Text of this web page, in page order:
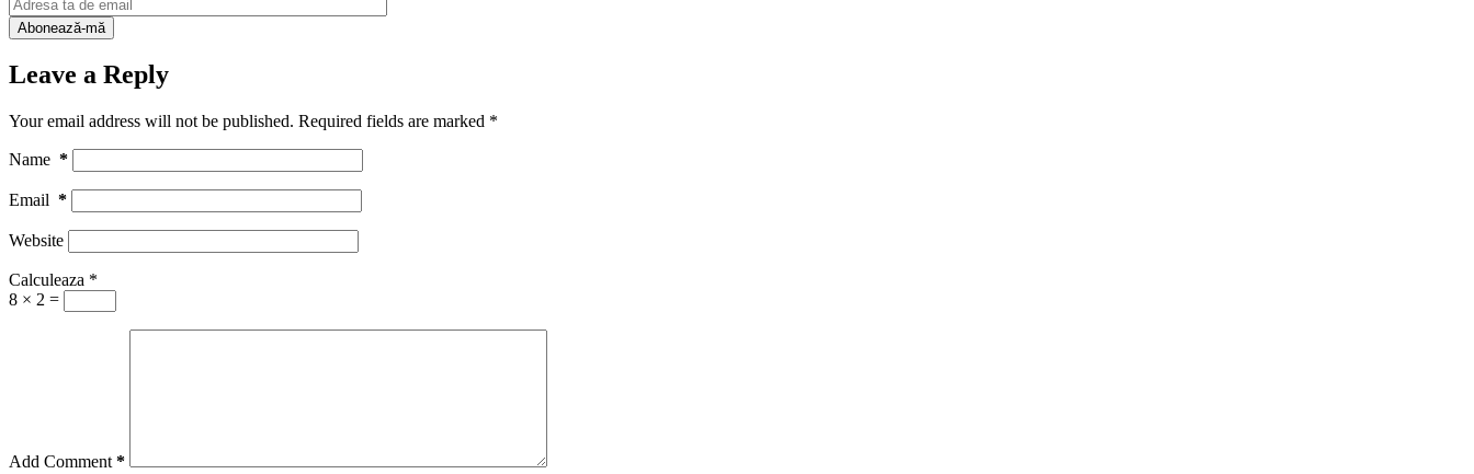
Leave a Reply
Your email address will not be published. Required fields are marked *
Name *
Email *
Website
Calculeaza *
8 × 2 =
Add Comment *